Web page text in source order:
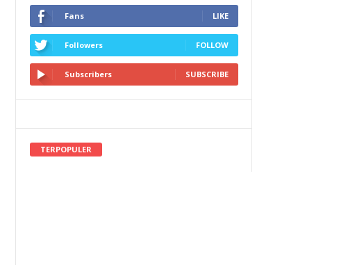
Fans LIKE
Followers FOLLOW
Subscribers SUBSCRIBE
TERPOPULER